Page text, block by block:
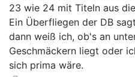
23 wie 24 mit Titeln aus
Ein Überfliegen der DB
dann weiß ich, ob's an
Geschmäckern liegt oder
sich prima wäre.